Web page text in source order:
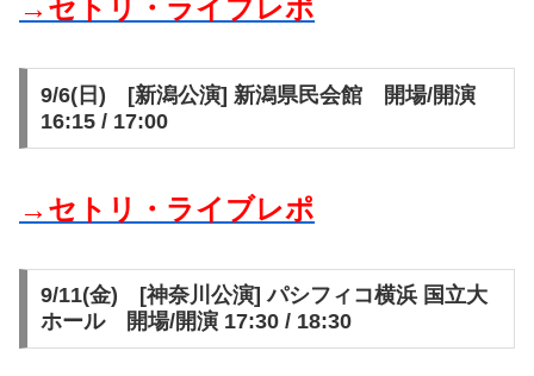
→セトリ・ライブレポ
9/6(日) [新潟公演] 新潟県民会館 開場/開演
16:15 / 17:00
→セトリ・ライブレポ
9/11(金) [神奈川公演] パシフィコ横浜 国立大
ホール 開場/開演 17:30 / 18:30